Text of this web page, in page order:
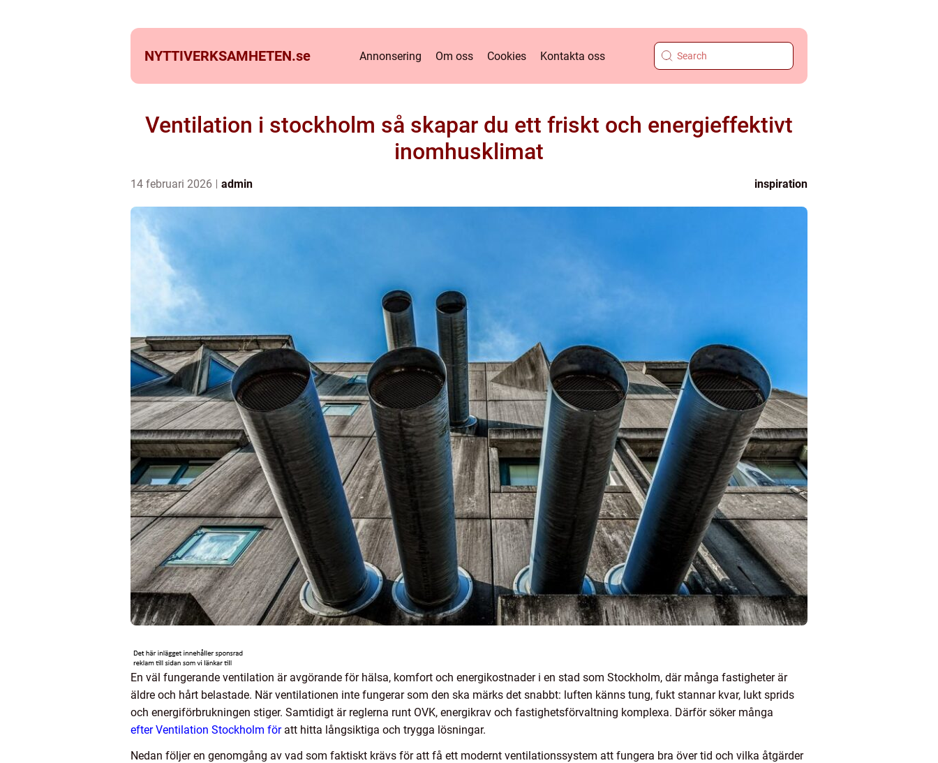
NYTTIVERKSAMHETEN.se Annonsering Om oss Cookies Kontakta oss
Ventilation i stockholm så skapar du ett friskt och energieffektivt
inomhusklimat
14 februari 2026 admin inspiration
En väl fungerande ventilation är avgörande för hälsa, komfort och energikostnader i en stad som Stockholm, där många fastigheter är
äldre och hårt belastade. När ventilationen inte fungerar som den ska märks det snabbt: luften känns tung, fukt stannar kvar, lukt sprids
och energiförbrukningen stiger. Samtidigt är reglerna runt OVK, energikrav och fastighetsförvaltning komplexa. Därför söker många
efter Ventilation Stockholm föratt hitta långsiktiga och trygga lösningar.
Nedan följer en genomgång av vad som faktiskt krävs för att få ett modernt ventilationssystem att fungera bra över tid och vilka åtgärder